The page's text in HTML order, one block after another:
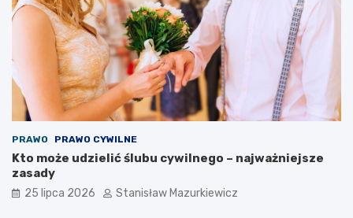
PRAWO PRAWO CYWILNE
Kto może udzielić ślubu cywilnego – najważniejsze
zasady
25 lipca 2026 Stanisław Mazurkiewicz